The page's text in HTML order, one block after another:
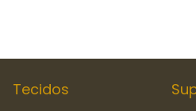
Tecidos